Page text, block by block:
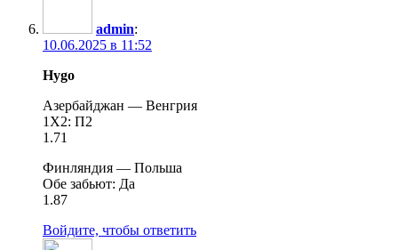
admin:
10.06.2025 в 11:52
Hygo
Азербайджан — Венгрия
1Χ2: Π2
1.71
Финляндия — Польша
Обе забьют: Да
1.87
Войдите, чтобы ответить